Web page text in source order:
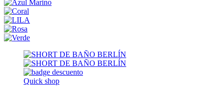
Quick shop